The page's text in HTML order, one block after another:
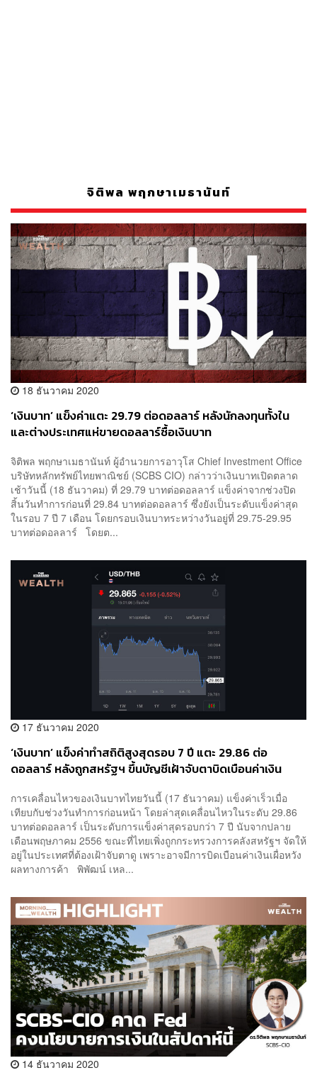
จิติพล พฤกษาเมธานันท์
18 ธันวาคม 2020
‘เงินบาท’ แข็งค่าแตะ 29.79 ต่อดอลลาร์ หลังนักลงทุนทั้งใน
และต่างประเทศแห่ขายดอลลาร์ซื้อเงินบาท
จิติพล พฤกษาเมธานันท์ ผู้อำนวยการอาวุโส Chief Investment Office
บริษัทหลักทรัพย์ไทยพาณิชย์ (SCBS CIO) กล่าวว่าเงินบาทเปิดตลาด
เช้าวันนี้ (18 ธันวาคม) ที่ 29.79 บาทต่อดอลลาร์ แข็งค่าจากช่วงปิด
สิ้นวันทำการก่อนที่ 29.84 บาทต่อดอลลาร์ ซึ่งยังเป็นระดับแข็งค่าสุด
ในรอบ 7 ปี 7 เดือน โดยกรอบเงินบาทระหว่างวันอยู่ที่ 29.75-29.95
บาทต่อดอลลาร์ โดยต...
17 ธันวาคม 2020
‘เงินบาท’ แข็งค่าทำสถิติสูงสุดรอบ 7 ปี แตะ 29.86 ต่อ
ดอลลาร์ หลังถูกสหรัฐฯ ขึ้นบัญชีเฝ้าจับตาบิดเบือนค่าเงิน
การเคลื่อนไหวของเงินบาทไทยวันนี้ (17 ธันวาคม)​ แข็งค่าเร็วเมื่อ
เทียบกับช่วงวันทำการก่อนหน้า โดยล่าสุดเคลื่อนไหวในระดับ 29.86
บาทต่อดอลลาร์ เป็นระดับการแข็งค่าสุดรอบกว่า 7 ปี นับจากปลาย
เดือนพฤษภาคม 2556 ขณะที่ไทยเพิ่งถูกกระทรวงการคลังสหรัฐฯ จัดให้
อยู่ในประเทศที่ต้องเฝ้าจับตาดู เพราะอาจมีการบิดเบือนค่าเงินเผื่อหวัง
ผลทางการค้า พิพัฒน์ เหล...
14 ธันวาคม 2020